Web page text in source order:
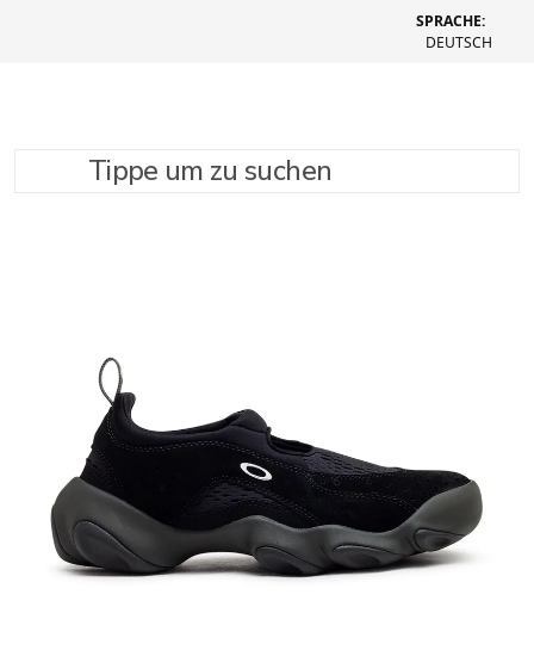
SPRACHE:
DEUTSCH
Tippe um zu suchen